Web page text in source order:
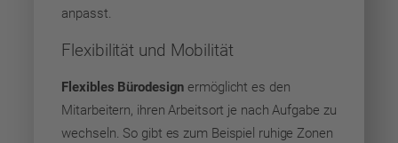
anpasst.
Flexibilität und Mobilität
Flexibles Bürodesign ermöglicht es den
Mitarbeitern, ihren Arbeitsort je nach Aufgabe zu
wechseln. So gibt es zum Beispiel ruhige Zonen